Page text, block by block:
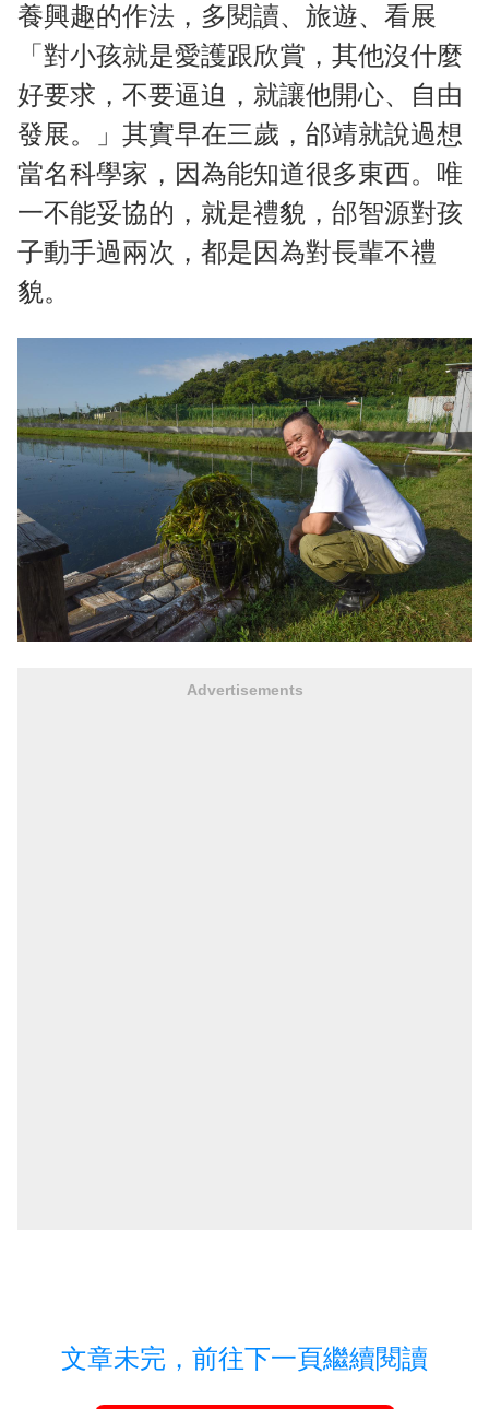
養興趣的作法，多閱讀、旅遊、看展
「對小孩就是愛護跟欣賞，其他沒什麼
好要求，不要逼迫，就讓他開心、自由
發展。」其實早在三歲，邰靖就說過想
當名科學家，因為能知道很多東西。唯
一不能妥協的，就是禮貌，邰智源對孩
子動手過兩次，都是因為對長輩不禮
貌。
Advertisements
文章未完，前往下一頁繼續閱讀